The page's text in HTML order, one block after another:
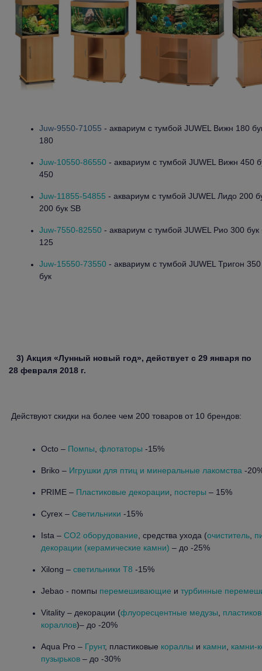
Juw-9550-71055 - аквариум с тумбой JUWEL Вижн 180
180
Juw-10550-86550 - аквариум с тумбой JUWEL Вижн 450
450
Juw-11855-54855 - аквариум с тумбой JUWEL Лидо 200
200 бук SB
Juw-7550-82550 - аквариум с тумбой JUWEL Рио 300
125
Juw-15550-73550 - аквариум с тумбой JUWEL Тригон
бук
3) Акция «Лунный новый год», действует с 29 января по
28 февраля 2018 г.
Действуют скидки на более чем 200 товаров от 10 брендов:
Octo – Помпы флотаторы -15%
Briko – Игрушки для птиц и минеральные лакомства -
PRIME – Пластиковые декорации постеры – 15%
Cyrex – Светильники -15%
Ista – CO2 оборудование , средства ухода (очиститель
декорации (керамические камни) – до -25%
Xilong – светильники T8 -15%
Jebao - помпы перемешивающие и турбинные
Vitality – декорации (флуоресцентные медузы
кораллов)– до -20%
Aqua Pro – Грунт, пластиковые кораллы и камни
камни-
пузырьков – до -30%